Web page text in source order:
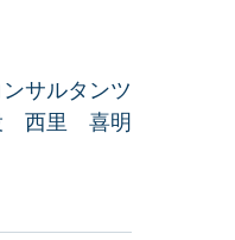
サルタンツ
西里　喜明